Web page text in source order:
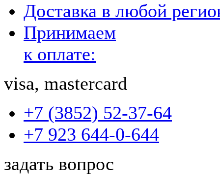
Доставка в любой
Принимаем
к оплате:
visa, mastercard
+7 (3852) 52-37-64
+7 923 644-0-644
задать вопрос